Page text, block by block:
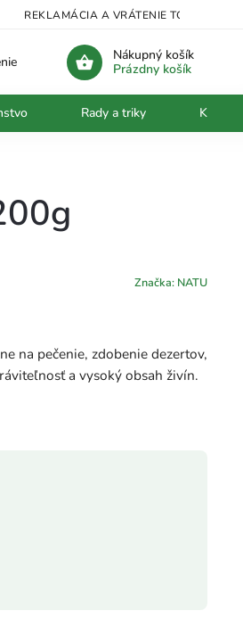
REKLAMÁCIA A VRÁTENIE TOVARU
Nákupný košík
Prázdny košík
Rady a triky
Značka: NATU
na pečenie, zdobenie dezertov,
a vysoký obsah živín.